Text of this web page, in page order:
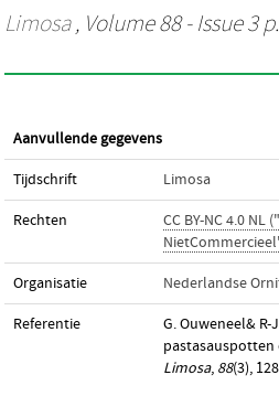
Limosa, Volume 88 - Issue 3
Aanvullende gegevens
Tijdschrift Limosa
Rechten
CC BY-NC 4.0
Organisatie Nederlandse
Referentie
G. Ouweneel& R-
Limosa, 88(3),